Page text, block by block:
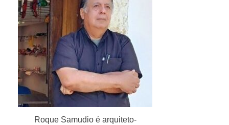
Roque Samudio é arquiteto-